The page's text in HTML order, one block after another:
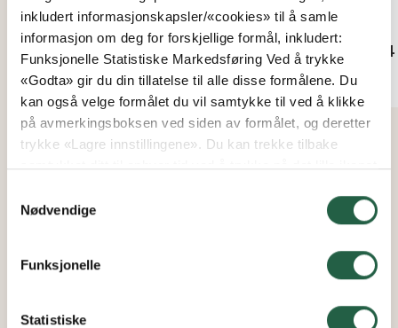
inkludert informasjonskapsler/«cookies» til å samle
informasjon om deg for forskjellige formål, inkludert:
Funksjonelle Statistiske Markedsføring Ved å trykke
«Godta» gir du din tillatelse til alle disse formålene. Du
kan også velge formålet du vil samtykke til ved å klikke
på avmerkingsboksen ved siden av formålet, og deretter
trykke «Lagre innstillingene». Du kan trekke tilbake
samtykket ditt til enhver tid ved å trykke på det lille ikonet
om hvordan vi bruker informasjonskapsler og annen
personopplysninger
Nødvendige
Funksjonelle
Statistiske
Fra
kr 3 114 kr